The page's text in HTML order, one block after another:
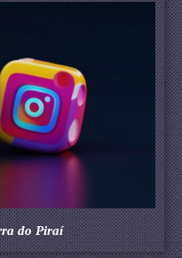
do Piraí